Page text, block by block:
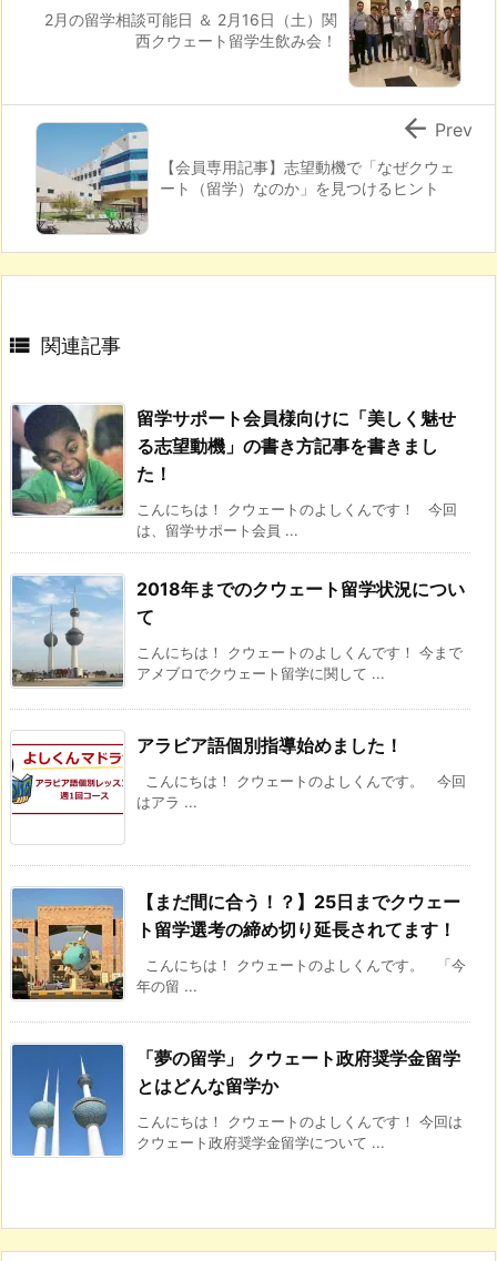
2月の留学相談可能日 ＆ 2月16日（土）関
西クウェート留学生飲み会！
【会員専用記事】志望動機で「なぜクウェ
ート（留学）なのか」を見つけるヒント
 Prev
 関連記事
留学サポート会員様向けに「美しく魅せ
る志望動機」の書き方記事を書きまし
た！
こんにちは！ クウェートのよしくんです！ 今回
は、留学サポート会員 ...
2018年までのクウェート留学状況につい
て
こんにちは！ クウェートのよしくんです！ 今まで
アメブロでクウェート留学に関して ...
アラビア語個別指導始めました！
こんにちは！ クウェートのよしくんです。 今回
はアラ ...
【まだ間に合う！？】25日までクウェー
ト留学選考の締め切り延長されてます！
こんにちは！ クウェートのよしくんです。 「今
年の留 ...
「夢の留学」 クウェート政府奨学金留学
とはどんな留学か
こんにちは！ クウェートのよしくんです！ 今回は
クウェート政府奨学金留学について ...